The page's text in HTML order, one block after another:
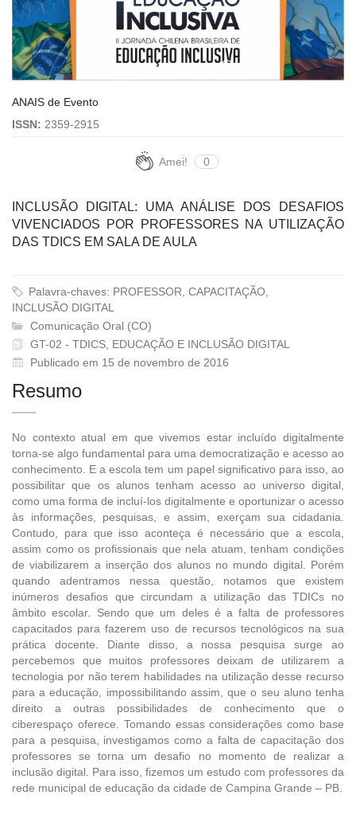
ANAIS de Evento
ISSN: 2359-2915
Amei! 0
INCLUSÃO DIGITAL: UMA ANÁLISE DOS DESAFIOS
VIVENCIADOS POR PROFESSORES NA UTILIZAÇÃO
DAS TDICS EM SALA DE AULA
Palavra-chaves: PROFESSOR, CAPACITAÇÃO,
INCLUSÃO DIGITAL
Comunicação Oral (CO)
GT-02 - TDICS, EDUCAÇÃO E INCLUSÃO DIGITAL
Publicado em 15 de novembro de 2016
Resumo
No contexto atual em que vivemos estar incluído digitalmente
torna-se algo fundamental para uma democratização e acesso ao
conhecimento. E a escola tem um papel significativo para isso, ao
possibilitar que os alunos tenham acesso ao universo digital,
como uma forma de incluí-los digitalmente e oportunizar o acesso
às informações, pesquisas, e assim, exerçam sua cidadania.
Contudo, para que isso aconteça é necessário que a escola,
assim como os profissionais que nela atuam, tenham condições
de viabilizarem a inserção dos alunos no mundo digital. Porém
quando adentramos nessa questão, notamos que existem
inúmeros desafios que circundam a utilização das TDICs no
âmbito escolar. Sendo que um deles é a falta de professores
capacitados para fazerem uso de recursos tecnológicos na sua
prática docente. Diante disso, a nossa pesquisa surge ao
percebemos que muitos professores deixam de utilizarem a
tecnologia por não terem habilidades na utilização desse recurso
para a educação, impossibilitando assim, que o seu aluno tenha
direito a outras possibilidades de conhecimento que o
ciberespaço oferece. Tomando essas considerações como base
para a pesquisa, investigamos como a falta de capacitação dos
professores se torna um desafio no momento de realizar a
inclusão digital. Para isso, fizemos um estudo com professores da
rede municipal de educação da cidade de Campina Grande – PB.